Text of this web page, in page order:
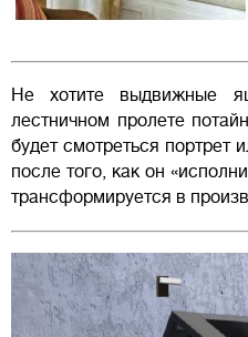
Не хотите выдвижные
лестничном пролете
будет смотреться портрет
после того, как он
трансформируется в